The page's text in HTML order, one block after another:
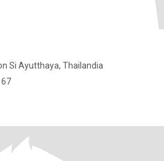
Si Ayutthaya, Thailandia